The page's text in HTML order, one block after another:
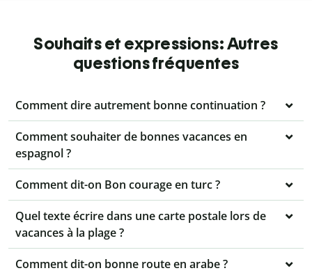
Souhaits et expressions: Autres
questions fréquentes
Comment dire autrement bonne continuation ?
Comment souhaiter de bonnes vacances en
espagnol ?
Comment dit-on Bon courage en turc ?
Quel texte écrire dans une carte postale lors de
vacances à la plage ?
Comment dit-on bonne route en arabe ?